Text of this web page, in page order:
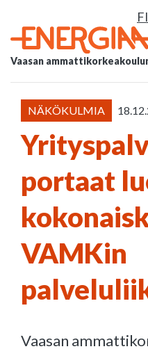
FI
Vaasan
NÄKÖKULMIA
portaat
VAMKin
Vaasan